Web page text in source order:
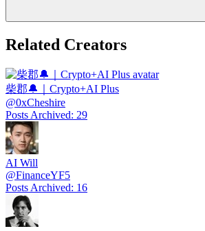
Related Creators
柴郡🔔｜Crypto+AI Plus
@0xCheshire
Posts Archived: 29
AI Will
@FinanceYF5
Posts Archived: 16